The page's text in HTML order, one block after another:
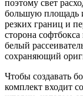
поэтому свет
большую площадь
резких границ и
сторона
белый
сохраняющий
Чтобы создавать
комплект входит